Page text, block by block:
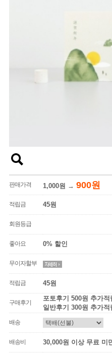
판매가격 1,000원 → 900원
적립금 45원
회원등급
좋아요 0% 할인
무이자할부
적립금 45원
구매후기
포토후기 500원 추가적
일반후기 300원 추가적
배송
배송비 30,000원 이상 무료 미